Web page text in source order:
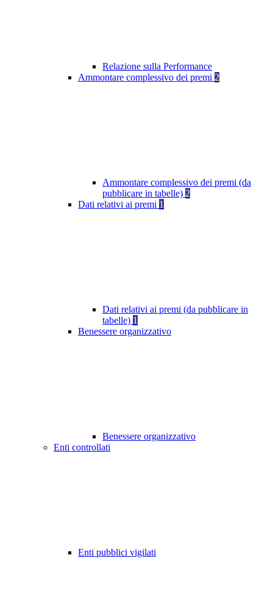
Relazione sulla Performance
Ammontare complessivo dei premi 2
Ammontare complessivo dei premi (da
pubblicare in tabelle) 2
Dati relativi ai premi 1
Dati relativi ai premi (da pubblicare in
tabelle) 1
Benessere organizzativo
Benessere organizzativo
Enti controllati
Enti pubblici vigilati